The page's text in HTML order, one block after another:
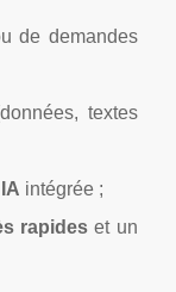
de demandes
textes
intégrée ;
rapideset un